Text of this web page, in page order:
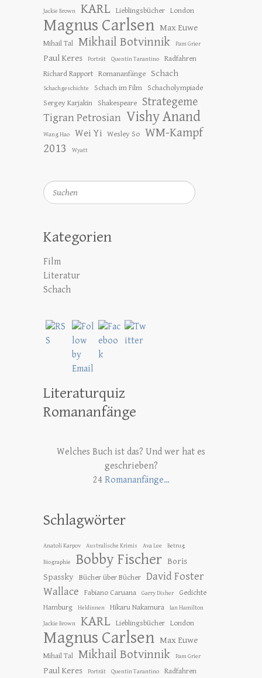
Jackie Brown KARL Lieblingsbücher London
Magnus Carlsen Max Euwe
Mihail Tal Mikhail Botvinnik Pam Grier
Paul Keres Porträt Quentin Tarantino
Radfahren
Richard Rapport Romananfänge Schach
Schachgeschichte Schach im Film
Schacholympiade
Sergey Karjakin
Shakespeare Strategeme
Tigran Petrosian Vishy Anand
Wang Hao Wei Yi Wesley So WM-Kampf
2013
Wyatt
Suchen
Kategorien
Film
Literatur
Schach
Literaturquiz
Romananfänge
Welches Buch ist das? Und wer hat es
geschrieben?
24 Romananfänge…
Schlagwörter
Anatoli Karpov Australische Krimis Ava Lee Betrug
Biographie Bobby Fischer Boris
Spassky Bücher über Bücher David Foster
Wallace
Fabiano Caruana Garry Disher
Gedichte
Hamburg
Heldinnen Hikaru Nakamura Ian Hamilton
Jackie Brown KARL Lieblingsbücher London
Magnus Carlsen Max Euwe
Mihail Tal Mikhail Botvinnik Pam Grier
Paul Keres Porträt Quentin Tarantino Radfahren